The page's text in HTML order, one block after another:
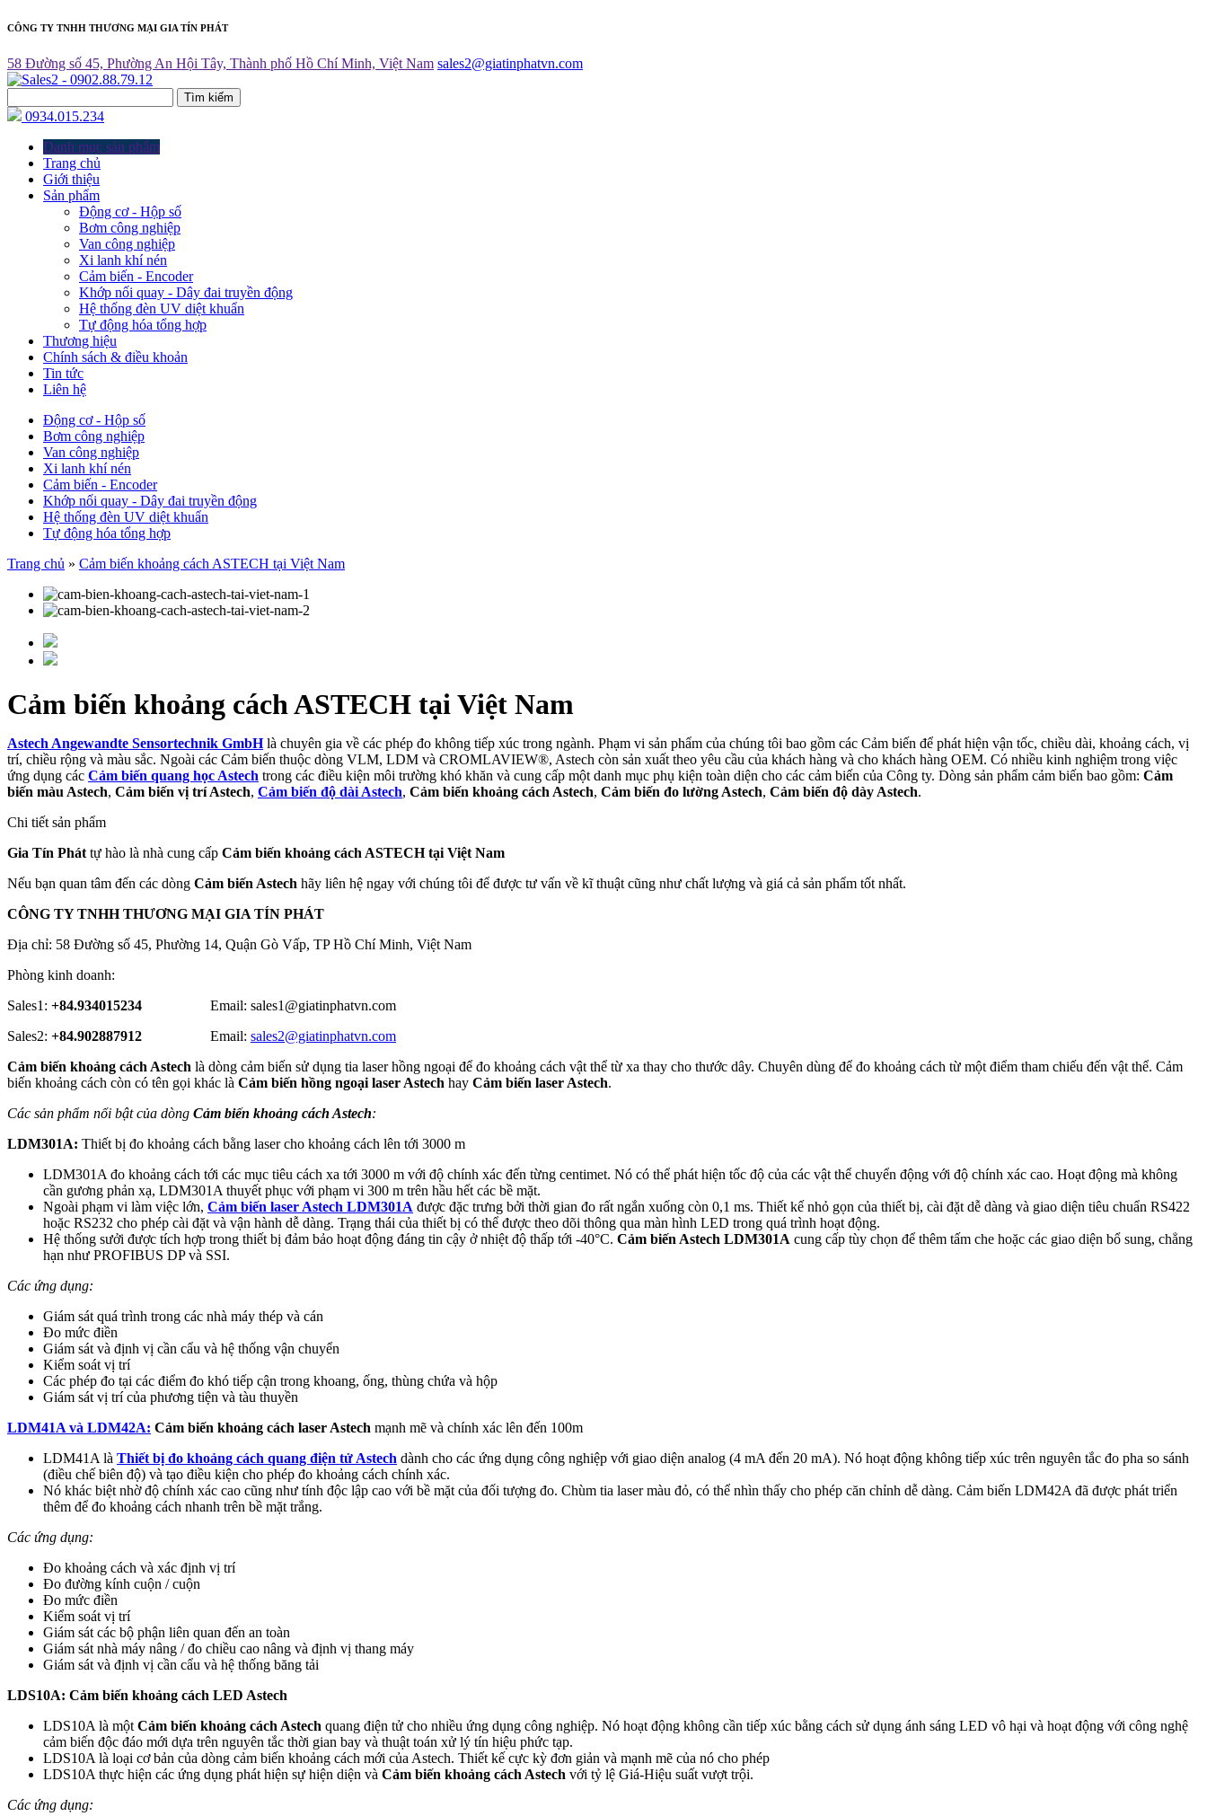
CÔNG TY TNHH THƯƠNG MẠI GIA TÍN PHÁT
58 Đường số 45, Phường An Hội Tây, Thành phố Hồ Chí Minh, Việt Nam sales2@giatinphatvn.com
Tìm kiếm
0934.015.234
Danh mục sản phẩm
Trang chủ
Giới thiệu
Sản phẩm
Động cơ - Hộp số
Bơm công nghiệp
Van công nghiệp
Xi lanh khí nén
Cảm biến - Encoder
Khớp nối quay - Dây đai truyền động
Hệ thống đèn UV diệt khuẩn
Tự động hóa tổng hợp
Thương hiệu
Chính sách & điều khoản
Tin tức
Liên hệ
Động cơ - Hộp số
Bơm công nghiệp
Van công nghiệp
Xi lanh khí nén
Cảm biến - Encoder
Khớp nối quay - Dây đai truyền động
Hệ thống đèn UV diệt khuẩn
Tự động hóa tổng hợp
Trang chủ » Cảm biến khoảng cách ASTECH tại Việt Nam
Cảm biến khoảng cách ASTECH tại Việt Nam
Astech Angewandte Sensortechnik GmbHlà chuyên gia về các phép đo không tiếp xúc trong ngành. Phạm vi sản phẩm của chúng tôi bao gồm các Cảm biến để phát hiện vận tốc, chiều dài, khoảng cách, vị
trí, chiều rộng và màu sắc. Ngoài các Cảm biến thuộc dòng VLM, LDM và CROMLAVIEW®, Astech còn sản xuất theo yêu cầu của khách hàng và cho khách hàng OEM. Có nhiều kinh nghiệm trong việc
ứng dụng các Cảm biến quang học Astech trong các điều kiện môi trường khó khăn và cung cấp một danh mục phụ kiện toàn diện cho các cảm biến của Công ty. Dòng sản phẩm cảm biến bao gồm: Cảm
biến màu Astech, Cảm biến vị trí Astech, Cảm biến độ dài Astech, Cảm biến khoảng cách Astech, Cảm biến đo lường Astech, Cảm biến độ dày Astech.
Chi tiết sản phẩm
Gia Tín Phát tự hào là nhà cung cấp Cảm biến khoảng cách ASTECH tại Việt Nam
Nếu bạn quan tâm đến các dòng Cảm biến Astech hãy liên hệ ngay với chúng tôi để được tư vấn về kĩ thuật cũng như chất lượng và giá cả sản phẩm tốt nhất.
CÔNG TY TNHH THƯƠNG MẠI GIA TÍN PHÁT
Địa chỉ: 58 Đường số 45, Phường 14, Quận Gò Vấp, TP Hồ Chí Minh, Việt Nam
Phòng kinh doanh:
Sales1: +84.934015234 Email: sales1@giatinphatvn.com
Sales2: +84.902887912 Email: sales2@giatinphatvn.com
Cảm biến khoảng cách Astech là dòng cảm biến sử dụng tia laser hồng ngoại để đo khoảng cách vật thể từ xa thay cho thước dây. Chuyên dùng để đo khoảng cách từ một điểm tham chiếu đến vật thể. Cảm
biến khoảng cách còn có tên gọi khác là Cảm biến hồng ngoại laser Astech hay Cảm biến laser Astech.
Các sản phẩm nổi bật của dòng Cảm biến khoảng cách Astech:
LDM301A: Thiết bị đo khoảng cách bằng laser cho khoảng cách lên tới 3000 m
LDM301A đo khoảng cách tới các mục tiêu cách xa tới 3000 m với độ chính xác đến từng centimet. Nó có thể phát hiện tốc độ của các vật thể chuyển động với độ chính xác cao. Hoạt động mà không
cần gương phản xạ, LDM301A thuyết phục với phạm vi 300 m trên hầu hết các bề mặt.
Ngoài phạm vi làm việc lớn, Cảm biến laser Astech LDM301A được đặc trưng bởi thời gian đo rất ngắn xuống còn 0,1 ms. Thiết kế nhỏ gọn của thiết bị, cài đặt dễ dàng và giao diện tiêu chuẩn RS422
hoặc RS232 cho phép cài đặt và vận hành dễ dàng. Trạng thái của thiết bị có thể được theo dõi thông qua màn hình LED trong quá trình hoạt động.
Hệ thống sưởi được tích hợp trong thiết bị đảm bảo hoạt động đáng tin cậy ở nhiệt độ thấp tới -40°C. Cảm biến Astech LDM301A cung cấp tùy chọn để thêm tấm che hoặc các giao diện bổ sung, chẳng
hạn như PROFIBUS DP và SSI.
Các ứng dụng:
Giám sát quá trình trong các nhà máy thép và cán
Đo mức điền
Giám sát và định vị cần cẩu và hệ thống vận chuyển
Kiểm soát vị trí
Các phép đo tại các điểm đo khó tiếp cận trong khoang, ống, thùng chứa và hộp
Giám sát vị trí của phương tiện và tàu thuyền
LDM41A và LDM42A: Cảm biến khoảng cách laser Astech mạnh mẽ và chính xác lên đến 100m
LDM41A là Thiết bị đo khoảng cách quang điện tử Astech dành cho các ứng dụng công nghiệp với giao diện analog (4 mA đến 20 mA). Nó hoạt động không tiếp xúc trên nguyên tắc đo pha so sánh
(điều chế biên độ) và tạo điều kiện cho phép đo khoảng cách chính xác.
Nó khác biệt nhờ độ chính xác cao cũng như tính độc lập cao với bề mặt của đối tượng đo. Chùm tia laser màu đỏ, có thể nhìn thấy cho phép căn chỉnh dễ dàng. Cảm biến LDM42A đã được phát triển
thêm để đo khoảng cách nhanh trên bề mặt trắng.
Các ứng dụng:
Đo khoảng cách và xác định vị trí
Đo đường kính cuộn / cuộn
Đo mức điền
Kiểm soát vị trí
Giám sát các bộ phận liên quan đến an toàn
Giám sát nhà máy nâng / đo chiều cao nâng và định vị thang máy
Giám sát và định vị cần cẩu và hệ thống băng tải
LDS10A: Cảm biến khoảng cách LED Astech
LDS10A là một Cảm biến khoảng cách Astech quang điện tử cho nhiều ứng dụng công nghiệp. Nó hoạt động không cần tiếp xúc bằng cách sử dụng ánh sáng LED vô hại và hoạt động với công nghệ
cảm biến độc đáo mới dựa trên nguyên tắc thời gian bay và thuật toán xử lý tín hiệu phức tạp.
LDS10A là loại cơ bản của dòng cảm biến khoảng cách mới của Astech. Thiết kế cực kỳ đơn giản và mạnh mẽ của nó cho phép
LDS10A thực hiện các ứng dụng phát hiện sự hiện diện và Cảm biến khoảng cách Astech với tỷ lệ Giá-Hiệu suất vượt trội.
Các ứng dụng: